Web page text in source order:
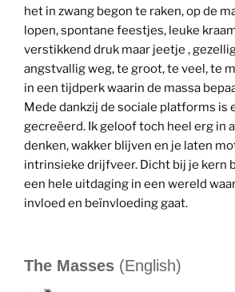
het in zwang begon te raken, op de
lopen, spontane feestjes, leuke
verstikkend druk maar jeetje ,
angstvallig weg, te groot, te veel, te
in een tijdperk waarin de massa
Mede dankzij de sociale platforms is
gecreëerd. Ik geloof toch heel erg in
denken, wakker blijven en je laten
intrinsieke drijfveer. Dicht bij je kern
een hele uitdaging in een wereld
invloed en beïnvloeding gaat.
The Masses (English)